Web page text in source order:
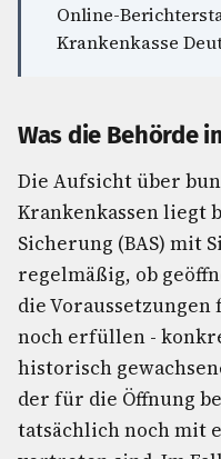
Online-
Krankenkasse
Was die Behörde
Die Aufsicht über
Krankenkassen liegt
Sicherung (BAS) mit
regelmäßig, ob
die
noch erfüllen -
historisch
der für die Öffnung
tatsächlich noch mit